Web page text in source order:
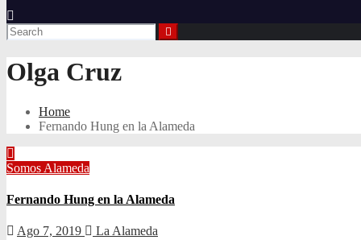
Olga Cruz
Home
Fernando Hung en la Alameda
Somos Alameda
Fernando Hung en la Alameda
Ago 7, 2019
La Alameda